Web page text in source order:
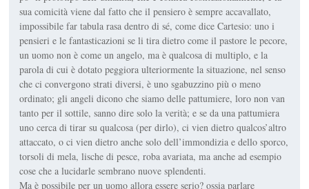
sua comicità viene dal fatto che il pensiero è sempre accavallato,
impossibile far tabula rasa dentro di sé, come dice Cartesio: uno i
pensieri e le fantasticazioni se li tira dietro come il pastore le pecore,
un uomo non è come un angelo, ma è qualcosa di multiplo, e la
parola di cui è dotato peggiora ulteriormente la situazione, nel senso
che ci convergono strati diversi, è uno sgabuzzino più o meno
ordinato; gli angeli dicono che siamo delle pattumiere, loro non van
tanto per il sottile, sanno dire solo la verità; e se da una pattumiera
uno cerca di tirar su qualcosa (per dirlo), ci vien dietro qualcos’altro
attaccato, o ci vien dietro anche solo dell’immondizia e dello sporco,
torsoli di mela, lische di pesce, roba avariata, ma anche ad esempio
cose che a lucidarle sembrano nuove splendenti.
Ma è possibile per un uomo allora essere serio? ossia parlare